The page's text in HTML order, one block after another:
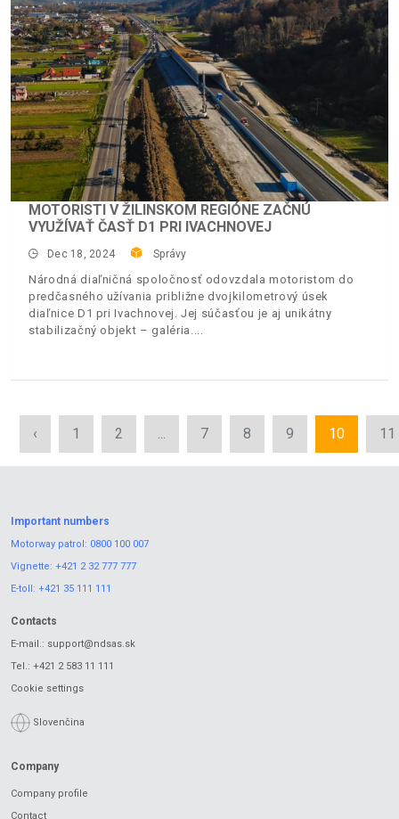
MOTORISTI V ŽILINSKOM REGIÓNE ZAČNÚ
VYUŽÍVAŤ ČASŤ D1 PRI IVACHNOVEJ
Dec 18, 2024 Správy
Národná diaľničná spoločnosť odovzdala motoristom do
predčasného užívania približne dvojkilometrový úsek
diaľnice D1 pri Ivachnovej. Jej súčasťou je aj unikátny
stabilizačný objekt – galéria.
‹ 1 2 ... 7 8 9 10 11
Important numbers
Motorway patrol: 0800 100 007
Vignette: +421 2 32 777 777
E-toll: +421 35 111 111
Contacts
E-mail.: support@ndsas.sk
Tel.: +421 2 583 11 111
Cookie settings
Slovenčina
Company
Company profile
Contact